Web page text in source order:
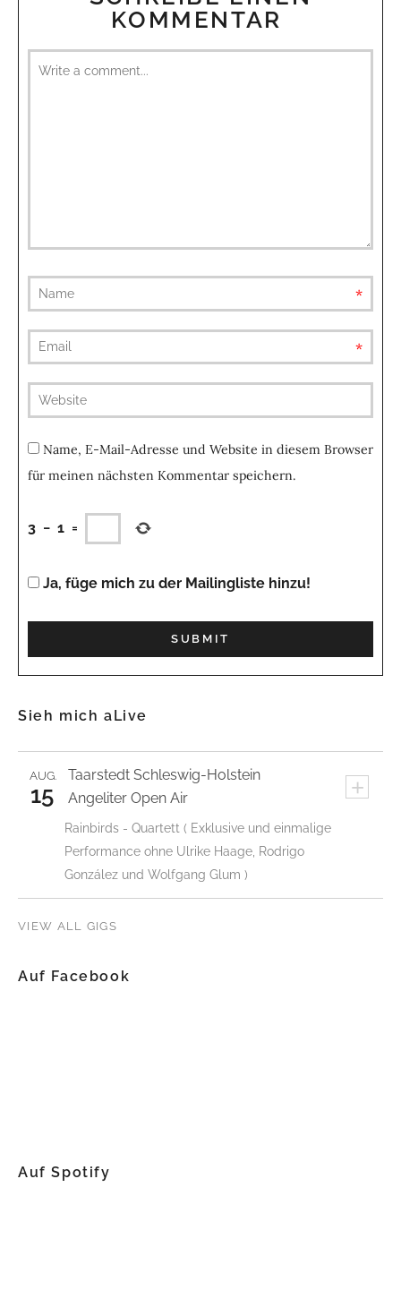
KOMMENTAR
Name, E-Mail-Adresse und Website in diesem Browser
für meinen nächsten Kommentar speichern.
3 − 1 =
Ja, füge mich zu der Mailingliste hinzu!
Sieh mich aLive
Taarstedt Schleswig-Holstein +
AUG.
15 Angeliter Open Air
Rainbirds - Quartett ( Exklusive und einmalige
Performance ohne Ulrike Haage, Rodrigo
González und Wolfgang Glum )
VIEW ALL GIGS
Auf Facebook
Auf Spotify